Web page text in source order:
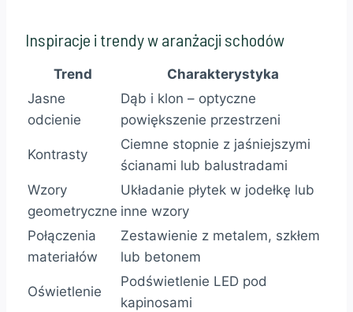
Inspiracje i trendy w aranżacji schodów
Trend
Charakterystyka
Jasne
odcienie
Dąb i klon – optyczne
powiększenie przestrzeni
Kontrasty
Ciemne stopnie z jaśniejszymi
ścianami lub balustradami
Wzory
geometryczne
Układanie płytek w jodełkę lub
inne wzory
Połączenia
materiałów
Zestawienie z metalem, szkłem
lub betonem
Oświetlenie
Podświetlenie LED pod
kapinosami